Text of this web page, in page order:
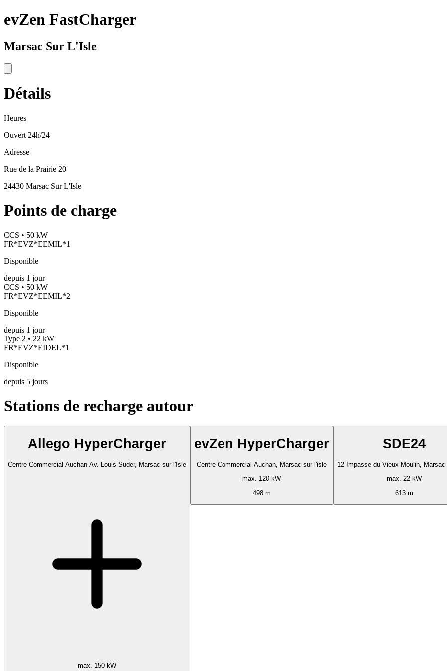
evZen FastCharger
Marsac Sur L'Isle
Détails
Heures
Ouvert 24h/24
Adresse
Rue de la Prairie 20
24430 Marsac Sur L'Isle
Points de charge
CCS • 50 kW
FR*EVZ*EEMIL*1
Disponible
depuis 1 jour
CCS • 50 kW
FR*EVZ*EEMIL*2
Disponible
depuis 1 jour
Type 2 • 22 kW
FR*EVZ*EIDEL*1
Disponible
depuis 5 jours
Stations de recharge autour
Allego HyperCharger
Centre Commercial Auchan Av. Louis Suder, Marsac-sur-l'Isle
max. 150 kW
evZen HyperCharger
Centre Commercial Auchan, Marsac-sur-l'isle
max. 120 kW
498 m
SDE24
12 Impasse du Vieux Moulin,
max. 22 kW
613 m